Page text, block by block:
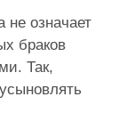
не означает
браков
Так,